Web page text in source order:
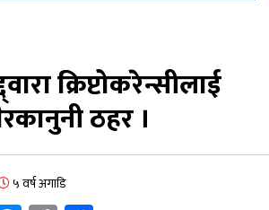
क्रिप्टोकरेन्सीलाई
ठहर ।
५ वर्ष अगाडि